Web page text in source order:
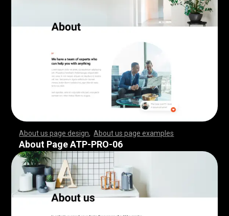
About us page design ,About us page examples
,,,,,,,,,,,,,,,,,,,,,,,, ,,,,,,,,,,,,,,,,,,,,,,,,,,,
,,,,,,,,,,,,,,,,,,,,,,,, ,,,,,,,,,,,,,,,,,,,,,,,,,,,
,,,,,,,,,,,,,,,,,,,,,,,, ,,,,,,,,,,,,,,,,,,,,,,,,,,,
,,,,,,,,,,,,,,,,,,,,,,,, ,,,,,,,,,,,,,,,,,,,,,,,,,,,
,,,,,,,,,,,,,,,,,,,,,,,, ,,,,,,,,,,,,,,,,,,,,,,,,,,,
,,,,,,,,,,,,,,,,,,,,,,,, ,,,,,,,,,,,,,,,,,,,,,,,,,,,
,,,,,,,,,,,,,,,,,,,,,,,, ,,,,,,,,,,,,,,,,,,,,,,,,,,,
,,,,,,,,,,,,,,,,,,,,,,,, ,,,,,,,,,,,,
About Page ATP-PRO-06